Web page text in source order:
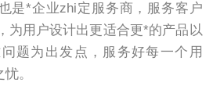
是*企业zhi定服务商，服务客户
为用户设计出更适合更*的产品以
题为出发点，服务好每一个用
忧。